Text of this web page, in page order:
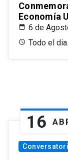
Economía
6 de
Todo el dia.
16